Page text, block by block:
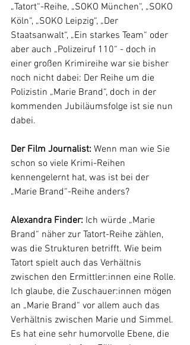
„Tatort“-Reihe, „SOKO München“, „SOKO
Köln“, „SOKO Leipzig“, „Der
Staatsanwalt“, „Ein starkes Team“ oder
aber auch „Polizeiruf 110“ - doch in
einer großen Krimireihe war sie bisher
noch nicht dabei: Der Reihe um die
Polizistin „Marie Brand“, doch in der
kommenden Jubiläumsfolge ist sie nun
dabei.
Der Film Journalist: Wenn man wie Sie
schon so viele Krimi-Reihen
kennengelernt hat, was ist bei der
„Marie Brand“-Reihe anders?
Alexandra Finder: Ich würde „Marie
Brand“ näher zur Tatort-Reihe zählen,
was die Strukturen betrifft. Wie beim
Tatort spielt auch das Verhältnis
zwischen den Ermittler:innen eine Rolle.
Ich glaube, die Zuschauer:innen mögen
an „Marie Brand“ vor allem auch das
Verhältnis zwischen Marie und Simmel.
Es hat eine sehr humorvolle Ebene, die